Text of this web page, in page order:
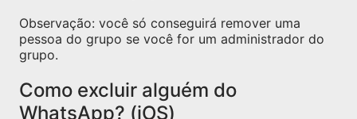
Observação: você só conseguirá remover uma
pessoa do grupo se você for um administrador do
grupo.
Como excluir alguém do
WhatsApp? (iOS)